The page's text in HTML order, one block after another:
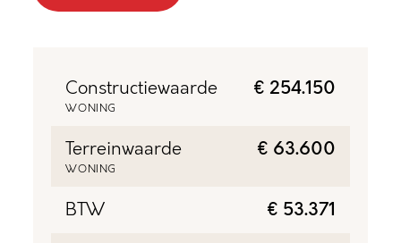
Constructiewaarde
WONING
€ 254.150
Terreinwaarde
WONING
€ 63.600
BTW
€ 53.371